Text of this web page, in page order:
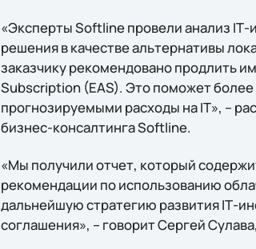
«Эксперты Softline провели анализ
решения в качестве альтернативы
заказчику рекомендовано продлить
Subscription (EAS). Это поможет
прогнозируемыми расходы на IТ», –
бизнес-консалтинга Softline.
«Мы получили отчет, который
рекомендации по использованию
дальнейшую стратегию развития IТ-
соглашения», – говорит Сергей